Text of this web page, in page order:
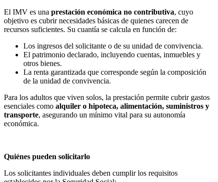
El IMV es una prestación económica no contributiva, cuyo
objetivo es cubrir necesidades básicas de quienes carecen de
recursos suficientes. Su cuantía se calcula en función de:
Los ingresos del solicitante o de su unidad de convivencia.
El patrimonio declarado, incluyendo cuentas, inmuebles y
otros bienes.
La renta garantizada que corresponde según la composición
de la unidad de convivencia.
Para los adultos que viven solos, la prestación permite cubrir gastos
esenciales como alquiler o hipoteca, alimentación, suministros y
transporte, asegurando un mínimo vital para su autonomía
económica.
Quiénes pueden solicitarlo
Los solicitantes individuales deben cumplir los requisitos